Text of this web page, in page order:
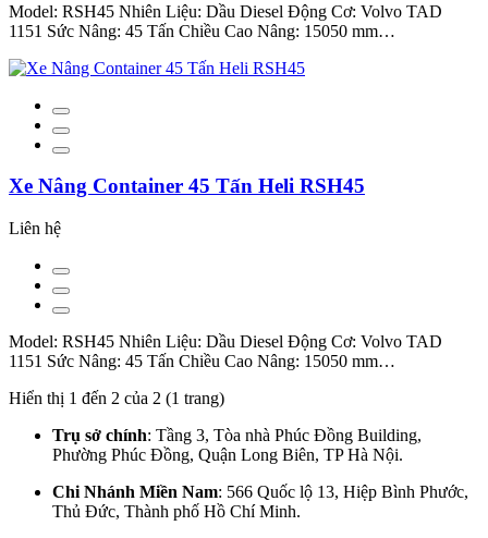
Model: RSH45 Nhiên Liệu: Dầu Diesel Động Cơ: Volvo TAD
1151 Sức Nâng: 45 Tấn Chiều Cao Nâng: 15050 mm…
Xe Nâng Container 45 Tấn Heli RSH45
Liên hệ
Model: RSH45 Nhiên Liệu: Dầu Diesel Động Cơ: Volvo TAD
1151 Sức Nâng: 45 Tấn Chiều Cao Nâng: 15050 mm…
Hiển thị 1 đến 2 của 2 (1 trang)
Trụ sở chính: Tầng 3, Tòa nhà Phúc Đồng Building,
Phường Phúc Đồng, Quận Long Biên, TP Hà Nội.
Chi Nhánh Miền Nam: 566 Quốc lộ 13, Hiệp Bình Phước,
Thủ Đức, Thành phố Hồ Chí Minh.